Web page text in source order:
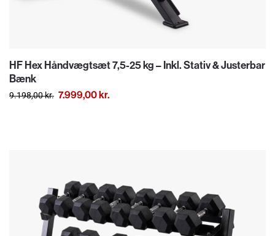
HF Hex Håndvægtsæt 7,5-25 kg – Inkl. Stativ & Justerbar
Bænk
9.198,00kr. 7.999,00kr.